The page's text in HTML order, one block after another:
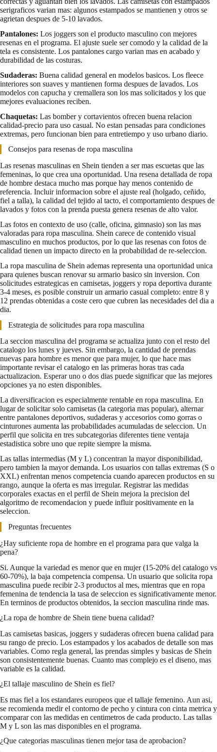
serigraficos varian mas: algunos estampados se mantienen y otros se
agrietan despues de 5-10 lavados.
Pantalones: Los joggers son el producto masculino con mejores
resenas en el programa. El ajuste suele ser comodo y la calidad de la
tela es consistente. Los pantalones cargo varian mas en acabado y
durabilidad de las costuras.
Sudaderas: Buena calidad general en modelos basicos. Los fleece
interiores son suaves y mantienen forma despues de lavados. Los
modelos con capucha y cremallera son los mas solicitados y los que
mejores evaluaciones reciben.
Chaquetas: Las bomber y cortavientos ofrecen buena relacion
calidad-precio para uso casual. No estan pensadas para condiciones
extremas, pero funcionan bien para entretiempo y uso urbano diario.
Consejos para resenas de ropa masculina
Las resenas masculinas en Shein tienden a ser mas escuetas que las
femeninas, lo que crea una oportunidad. Una resena detallada de ropa
de hombre destaca mucho mas porque hay menos contenido de
referencia. Incluir informacion sobre el ajuste real (holgado, ceñido,
fiel a talla), la calidad del tejido al tacto, el comportamiento despues de
lavados y fotos con la prenda puesta genera resenas de alto valor.
Las fotos en contexto de uso (calle, oficina, gimnasio) son las mas
valoradas para ropa masculina. Shein carece de contenido visual
masculino en muchos productos, por lo que las resenas con fotos de
calidad tienen un impacto directo en la probabilidad de re-seleccion.
La ropa masculina de Shein ademas representa una oportunidad unica
para quienes buscan renovar su armario basico sin inversion. Con
solicitudes estrategicas en camisetas, joggers y ropa deportiva durante
3-4 meses, es posible construir un armario casual completo: entre 8 y
12 prendas obtenidas a coste cero que cubren las necesidades del dia a
dia.
Estrategia de solicitudes para ropa masculina
La seccion masculina del programa se actualiza junto con el resto del
catalogo los lunes y jueves. Sin embargo, la cantidad de prendas
nuevas para hombre es menor que para mujer, lo que hace mas
importante revisar el catalogo en las primeras horas tras cada
actualizacion. Esperar uno o dos dias puede significar que las mejores
opciones ya no esten disponibles.
La diversificacion es especialmente rentable en ropa masculina. En
lugar de solicitar solo camisetas (la categoria mas popular), alternar
entre pantalones deportivos, sudaderas y accesorios como gorras o
cinturones aumenta las probabilidades acumuladas de seleccion. Un
perfil que solicita en tres subcategorias diferentes tiene ventaja
estadistica sobre uno que repite siempre la misma.
Las tallas intermedias (M y L) concentran la mayor disponibilidad,
pero tambien la mayor demanda. Los usuarios con tallas extremas (S o
XXL) enfrentan menos competencia cuando aparecen productos en su
rango, aunque la oferta es mas irregular. Registrar las medidas
corporales exactas en el perfil de Shein mejora la precision del
algoritmo de recomendacion y puede influir positivamente en la
seleccion.
Preguntas frecuentes
¿Hay suficiente ropa de hombre en el programa para que valga la
pena?
Si. Aunque la variedad es menor que en mujer (15-20% del catalogo vs
60-70%), la baja competencia compensa. Un usuario que solicita ropa
masculina puede recibir 2-3 productos al mes, mientras que en ropa
femenina de tendencia la tasa de seleccion es significativamente menor.
En terminos de productos obtenidos, la seccion masculina rinde mas.
¿La ropa de hombre de Shein tiene buena calidad?
Las camisetas basicas, joggers y sudaderas ofrecen buena calidad para
su rango de precio. Los estampados y los acabados de detalle son mas
variables. Como regla general, las prendas simples y basicas de Shein
son consistentemente buenas. Cuanto mas complejo es el diseno, mas
variable es la calidad.
¿El tallaje masculino de Shein es fiel?
Es mas fiel a los estandares europeos que el tallaje femenino. Aun asi,
se recomienda medir el contorno de pecho y cintura con cinta metrica y
comparar con las medidas en centimetros de cada producto. Las tallas
M y L son las mas disponibles en el programa.
¿Que categorias masculinas tienen mejor tasa de aprobacion?